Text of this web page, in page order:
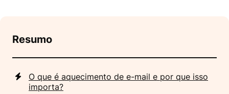
Resumo
O que é aquecimento de e-mail e por que isso
importa?